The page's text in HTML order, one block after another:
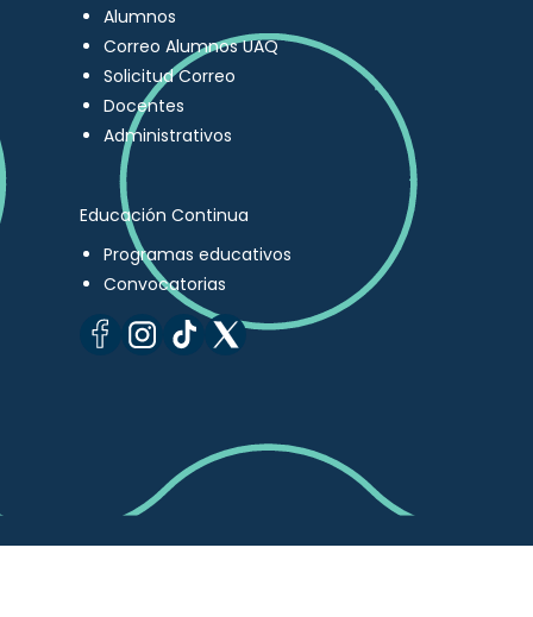
Alumnos
Correo Alumnos UAQ
Solicitud Correo
Docentes
Administrativos
Educación Continua
Programas educativos
Convocatorias